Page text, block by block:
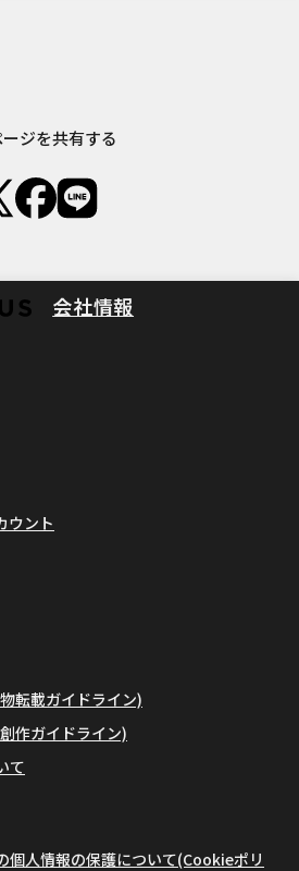
ジを共有する
会社情報
ウント
転載ガイドライン)
作ガイドライン)
て
個人情報の保護について(Cookieポリ